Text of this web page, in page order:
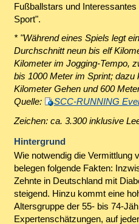
Fußballstars und
Sport".
* "Während eines Spiels legt
Durchschnitt neun bis elf
Kilometer im Jogging-Tempo,
bis 1000 Meter im Sprint; dazu
Kilometer Gehen und 600
Quelle:
SCC-RUNNING
Zeichen: ca. 3.300 inklusive
Hintergrund
Wie notwendig die Vermittlung
belegen folgende Fakten:
Zehnte in Deutschland mit
steigend. Hinzu kommt eine
Altersgruppe der 55- bis 74-
Expertenschätzungen, auf